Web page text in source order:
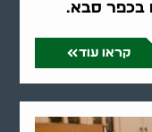
בכפר סבא.
קראו עוד